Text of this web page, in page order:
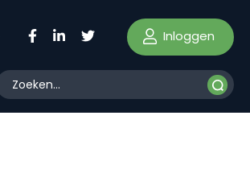
Inloggen